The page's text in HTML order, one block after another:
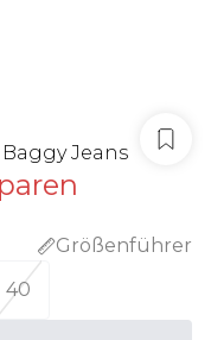
Jeans
Größenführer
40